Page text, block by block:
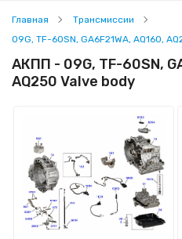
Главная
Трансмиссии
09G, TF-60SN, GA6F21WA, AQ160,
АКПП - 09G, TF-60SN,
AQ250 Valve body